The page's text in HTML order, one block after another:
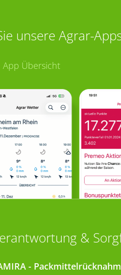
unsere Agrar-
App Übersicht
&
-